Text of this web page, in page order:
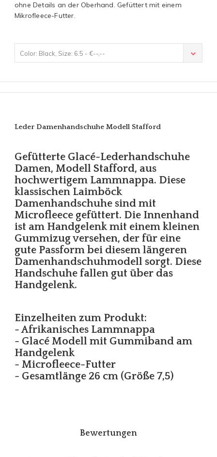
ohne Details an der Oberhand. Gefüttert mit einem
Mikrofleece-Futter.
Color: Black, Size: 6.5 - €--,--
Leder Damenhandschuhe Modell Stafford
Gefütterte Glacé-Lederhandschuhe
Damen, Modell Stafford, aus
hochwertigem Lammnappa. Diese
klassischen Laimböck
Damenhandschuhe sind mit
Microfleece gefüttert. Die Innenhand
ist am Handgelenk mit einem kleinen
Gummizug versehen, der für eine
gute Passform bei diesem längeren
Damenhandschuhmodell sorgt. Diese
Handschuhe fallen gut über das
Handgelenk.
Einzelheiten zum Produkt:
- Afrikanisches Lammnappa
- Glacé Modell mit Gummiband am
Handgelenk
- Microfleece-Futter
- Gesamtlänge 26 cm (Größe 7,5)
Bewertungen